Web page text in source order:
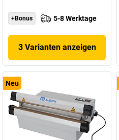
+Bonus 5-8 Werktage
3 Varianten anzeigen
Neu